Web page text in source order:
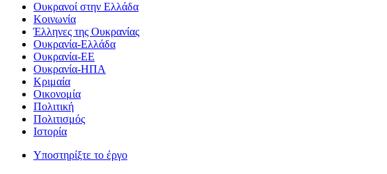
Ουκρανοί στην Ελλάδα
Κοινωνία
Έλληνες της Ουκρανίας
Ουκρανία-Ελλάδα
Ουκρανία-ΕΕ
Ουκρανία-ΗΠΑ
Κριμαία
Οικονομία
Πολιτική
Πολιτισμός
Ιστορία
Υποστηρίξτε το έργο